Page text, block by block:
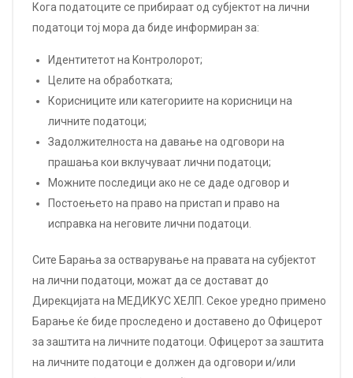
Кога податоците се прибираат од субјектот на лични
податоци тој мора да биде информиран за:
Идентитетот на Kонтролорот;
Целите на обработката;
Корисниците или категориите на корисници на
личните податоци;
Задолжителноста на давање на одговори на
прашања кои вклучуваат лични податоци;
Можните последици ако не се даде одговор и
Постоењето на право на пристап и право на
исправка на неговите лични податоци.
Сите Барања за остварување на правата на субјектот
на лични податоци, можат да се достават до
Дирекцијата на МЕДИКУС ХЕЛП. Секое уредно примено
Барање ќе биде проследено и доставено до Офицерот
за заштита на личните податоци. Офицерот за заштита
на личните податоци е должен да одговори и/или